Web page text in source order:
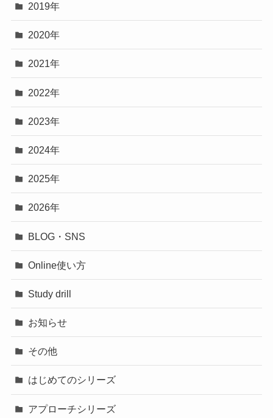
2019年
2020年
2021年
2022年
2023年
2024年
2025年
2026年
BLOG・SNS
Online使い方
Study drill
お知らせ
その他
はじめてのシリーズ
アプローチシリーズ